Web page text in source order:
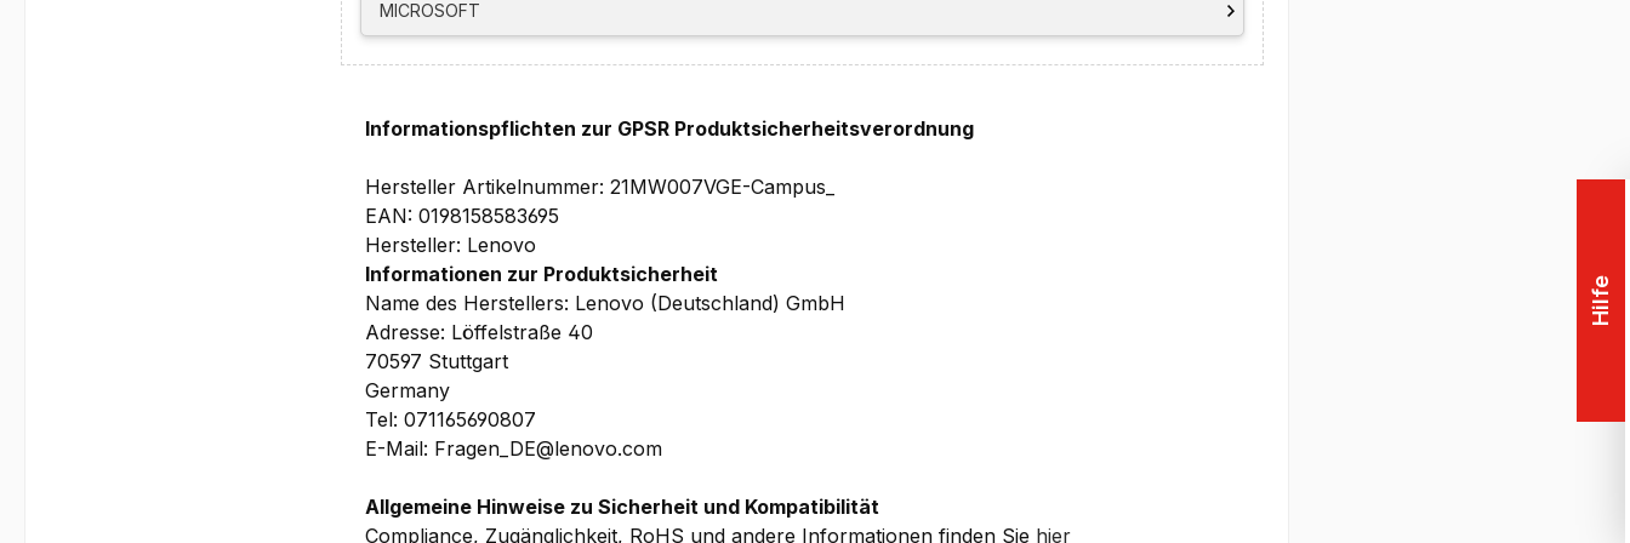
Die maximale Kapazität des Akkus nimmt mit der Zeit, der Umgebungstemperatur und der Nutzung
ab.
Software:
Größe und Reisegewicht:
Garantie:
1 Jahr Depot/Bring-In Herstellergarantie
priorisierten Vor Ort Service)
Bilder und technische Details ohne Gewähr.
MICROSOFT
Informationspflichten zur GPSR Produktsicherheitsverordnung
Hersteller Artikelnummer: 21MW007VGE-Campus_
EAN: 0198158583695
Hersteller: Lenovo
Informationen zur Produktsicherheit
Name des Herstellers: Lenovo (Deutschland) GmbH
Adresse: Löffelstraße 40
70597 Stuttgart
Germany
Tel: 071165690807
E-Mail: Fragen_DE@lenovo.com
Allgemeine Hinweise zu Sicherheit und Kompatibilität
Compliance, Zugänglichkeit, RoHS und andere Informationen finden Sie hier
Hilfe